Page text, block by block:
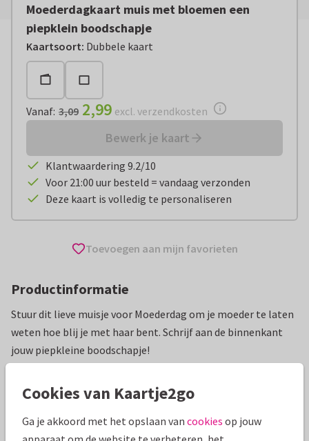
Moederdagkaart muis met bloemen een
piepklein boodschapje
Kaartsoort: Dubbele kaart
Vanaf: € 2,99 excl. verzendkosten
Vanaf: 3,09 2,99 excl. verzendkosten
Bewerk je kaart
Klantwaardering 9.2/10
Voor 21:00 uur besteld = vandaag verzonden
Deze kaart is volledig te personaliseren
Toevoegen aan mijn favorieten
Productinformatie
Stuur dit lieve muisje voor Moederdag om je moeder te laten
weten hoe blij je met haar bent. Schrijf aan de binnenkant
jouw piepkleine boodschapje!
Moederdag kaarten Kaj Ockels Grappig
Cookies van Kaartje2go
Ga je akkoord met het opslaan van cookies op jouw